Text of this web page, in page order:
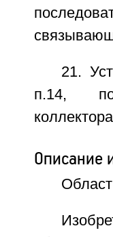
21.
п.14,
Описание